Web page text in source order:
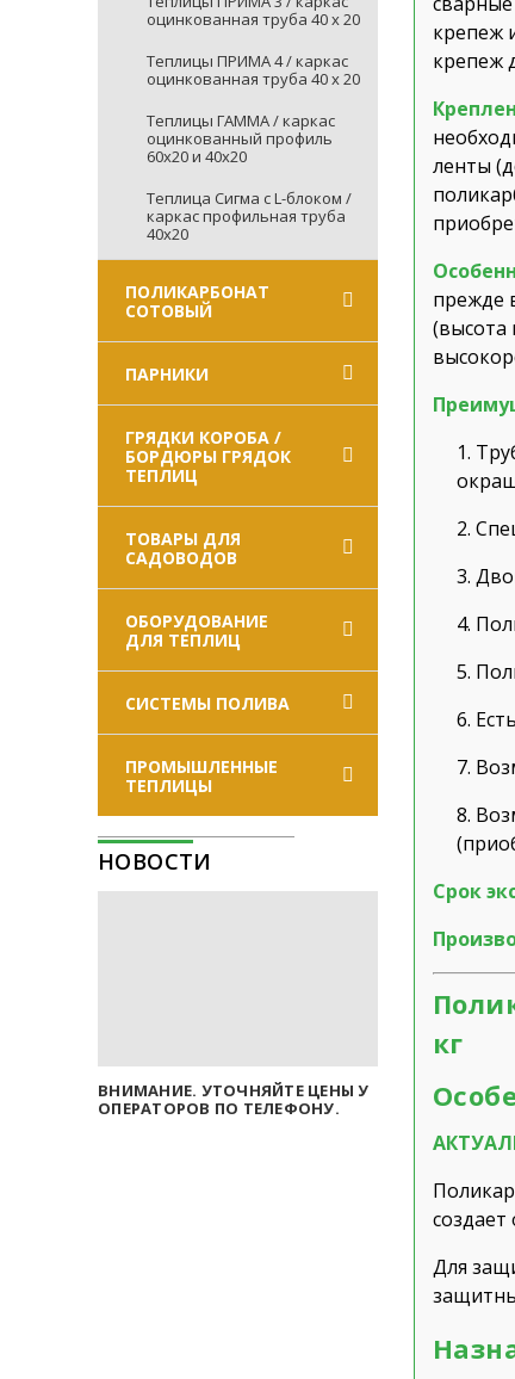
оцинкованная труба 40 х 20
Теплицы ПРИМА 4 / каркас
оцинкованная труба 40 х 20
Теплицы ГАММА / каркас
оцинкованный профиль
60х20 и 40х20
Теплица Сигма с L-блоком /
каркас профильная труба
40х20
ПОЛИКАРБОНАТ
СОТОВЫЙ
ПАРНИКИ
ГРЯДКИ КОРОБА /
БОРДЮРЫ ГРЯДОК
ТЕПЛИЦ
ТОВАРЫ ДЛЯ
САДОВОДОВ
ОБОРУДОВАНИЕ
ДЛЯ ТЕПЛИЦ
СИСТЕМЫ ПОЛИВА
ПРОМЫШЛЕННЫЕ
ТЕПЛИЦЫ
НОВОСТИ
ВНИМАНИЕ. УТОЧНЯЙТЕ ЦЕНЫ У
ОПЕРАТОРОВ ПО ТЕЛЕФОНУ.
крепеж
крепеж
ленты
прежде
(высота
Срок
кг
Для